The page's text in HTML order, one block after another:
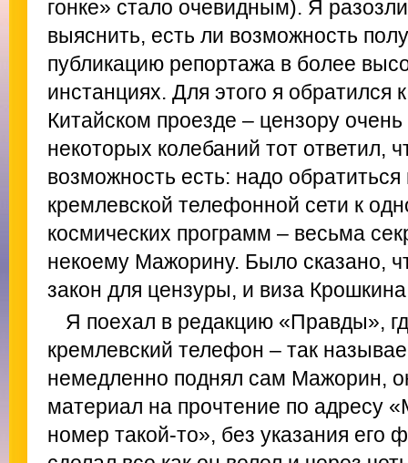
гонке» стало очевидным). Я
выяснить, есть ли возможность
публикацию репортажа в более
инстанциях. Для этого я обратился
Китайском проезде – цензору
некоторых колебаний тот ответил,
возможность есть: надо
кремлевской телефонной сети к
космических программ – весьма
некоему Мажорину. Было сказано,
закон для цензуры, и виза
Я поехал в редакцию «Правды»,
кремлевский телефон – так
немедленно поднял сам Мажорин,
материал на прочтение по адресу
номер такой-то», без указания его